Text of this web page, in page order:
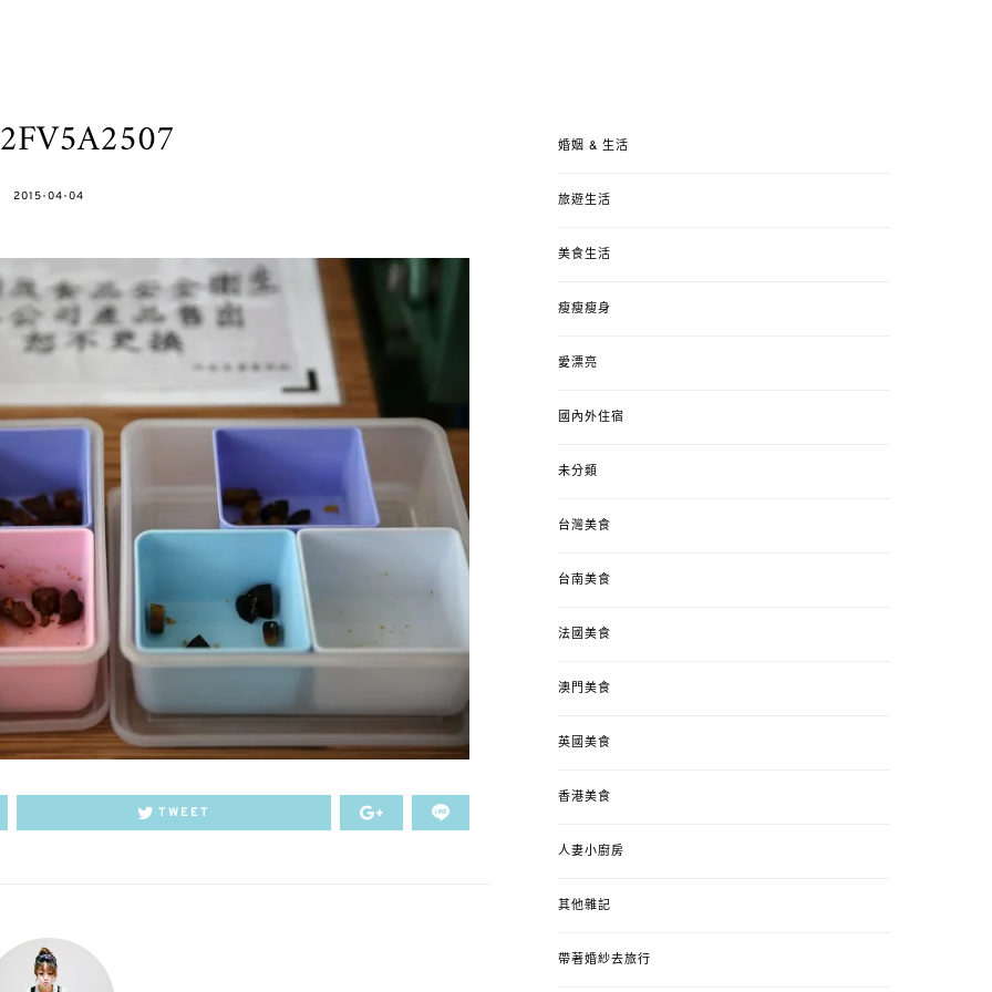
POSTED
2015-04-04
TWEET
婚姻 & 生活
旅遊生活
美食生活
瘦瘦瘦身
愛漂亮
國內外住宿
未分類
台灣美食
台南美食
法國美食
澳門美食
英國美食
香港美食
人妻小廚房
其他雜記
帶著婚紗去旅行